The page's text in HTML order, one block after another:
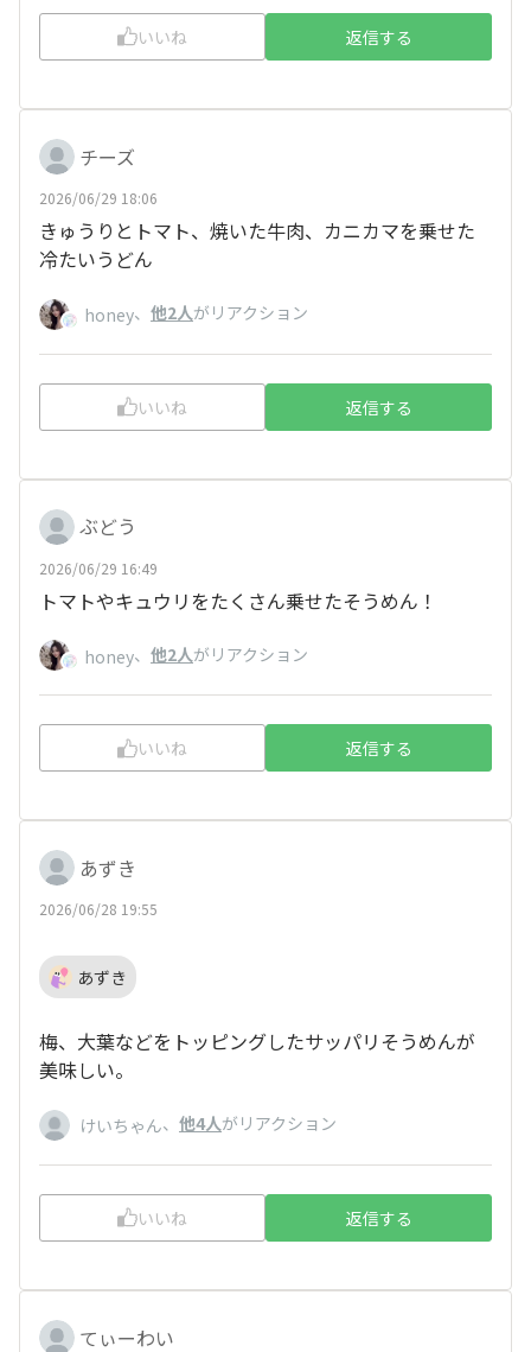
いいね 返信する
チーズ
2026/06/29 18:06
きゅうりとトマト、焼いた牛肉、カニカマを乗せた
冷たいうどん
honey、 他2人がリアクション
いいね 返信する
ぶどう
2026/06/29 16:49
トマトやキュウリをたくさん乗せたそうめん！
honey、 他2人がリアクション
いいね 返信する
あずき
2026/06/28 19:55
あずき
梅、大葉などをトッピングしたサッパリそうめんが
美味しい。
けいちゃん、 他4人がリアクション
いいね 返信する
てぃーわい